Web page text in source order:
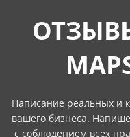
Написание реальных и
вашего бизнеса.
с соблюдением всех